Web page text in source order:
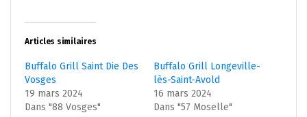
Articles similaires
Buffalo Grill Saint Die Des
Vosges
19 mars 2024
Dans "88 Vosges"
Buffalo Grill Longeville-
lès-Saint-Avold
16 mars 2024
Dans "57 Moselle"